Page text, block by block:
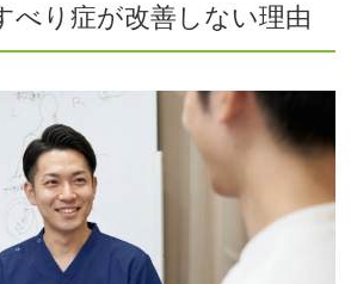
べり症が改善しない理由